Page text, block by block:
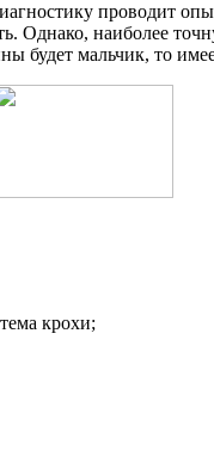
проводит
Однако, наиболее
будет мальчик, то
крохи;